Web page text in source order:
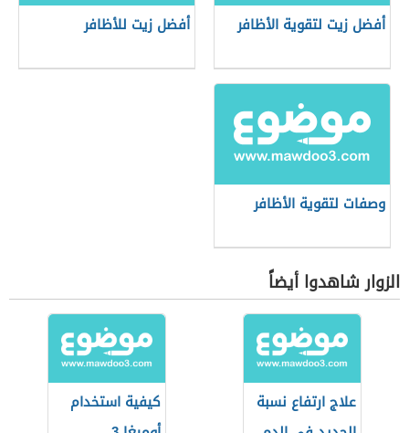
أفضل زيت لتقوية الأظافر أفضل زيت للأظافر
وصفات لتقوية الأظافر
الزوار شاهدوا أيضاً
علاج ارتفاع نسبة
كيفية استخدام